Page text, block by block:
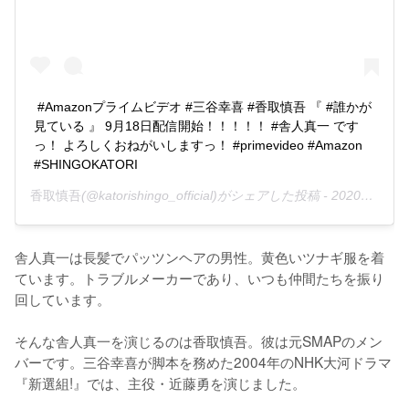
#Amazonプライムビデオ #三谷幸喜 #香取慎吾 『 #誰かが
見ている 』 9月18日配信開始！！！！！ #舎人真一 です
っ！ よろしくおねがいしますっ！ #primevideo #Amazon
#SHINGOKATORI
香取慎吾(@katorishingo_official)がシェアした投稿 - 2020年 7月月30日午後7時51分PDT
舎人真一は長髪でパッツンヘアの男性。黄色いツナギ服を着
ています。トラブルメーカーであり、いつも仲間たちを振り
回しています。
そんな舎人真一を演じるのは香取慎吾。彼は元SMAPのメン
バーです。三谷幸喜が脚本を務めた2004年のNHK大河ドラマ
『新選組!』では、主役・近藤勇を演じました。